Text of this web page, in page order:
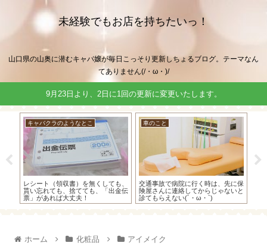
未経験でもお店を持ちたいっ！
山口県の山奥に潜むキャバ嬢が毎日こっそり更新しちょるブログ。テーマなん
てありません(/・ω・)/
9月23日より、2日に1回の更新に変更いたします。
キャバクラのようなとこ
レシート（領収書）を無くしても、
貰い忘れても、捨てても、「出金伝
票」があれば大丈夫！
車のこと
交通事故で病院に行く時は、先に保
険屋さんに連絡してからじゃないと
診てもらえない(´・ω・`)
ホーム 化粧品 アイメイク